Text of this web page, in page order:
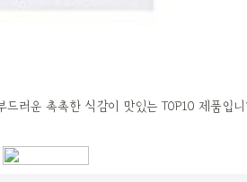
러운 촉촉한 식감이 맛있는 TOP10 제품입